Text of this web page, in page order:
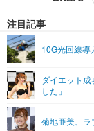
ショッピ
エンタメ
グラビア
ショッピ
ライフTOP
リリース一覧
プッシュ通知の停
注目記事
10G光回線導
ダイエット
した」
菊地亜美、ラ